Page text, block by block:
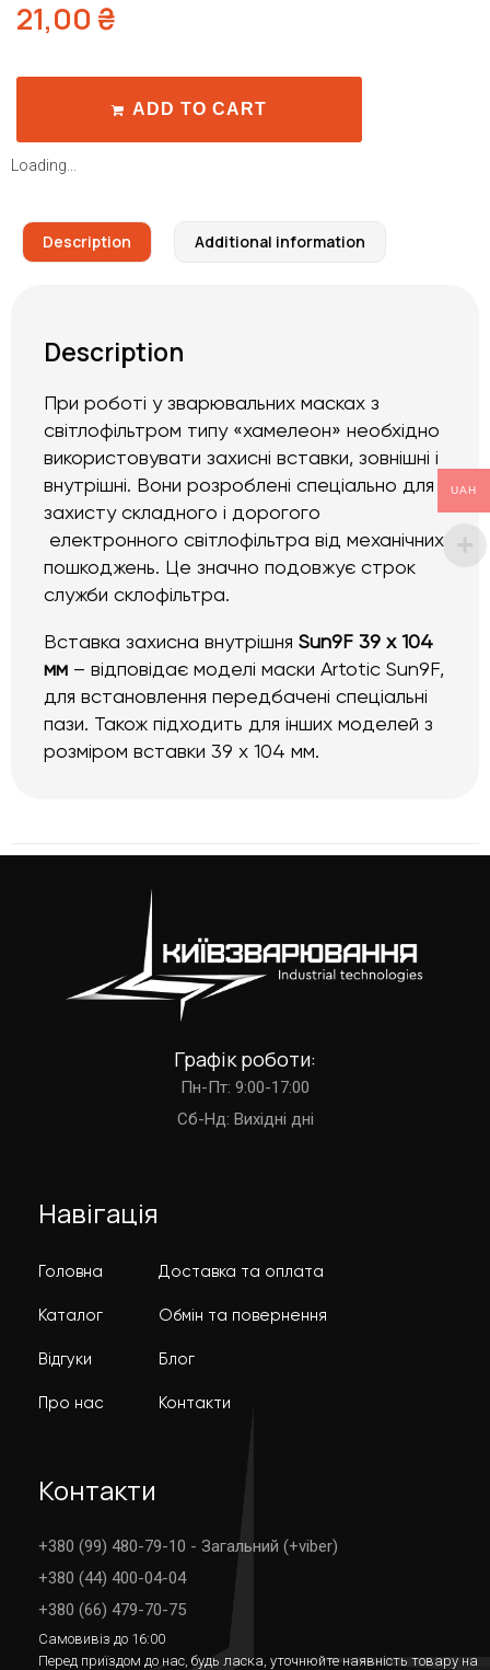
21,00 ₴
ADD TO CART
Loading...
Description Additional information
Description
При роботі у зварювальних масках з
світлофільтром типу «хамелеон» необхідно
використовувати захисні вставки, зовнішні і
внутрішні. Вони розроблені спеціально для
захисту складного і дорогого
електронного світлофільтра від механічних
пошкоджень. Це значно подовжує строк
служби склофільтра.
Вставка захисна внутрішня Sun9F 39 х 104
мм – відповідає моделі маски Artotic Sun9F,
для встановлення передбачені спеціальні
пази. Також підходить для інших моделей з
розміром вставки 39 х 104 мм.
Графік роботи:
Пн-Пт: 9:00-17:00
Cб-Нд: Вихідні дні
Навігація
Головна
Каталог
Відгуки
Про нас
Доставка та оплата
Обмін та повернення
Блог
Контакти
Контакти
+380 (99) 480-79-10 - Загальний (+viber)
+380 (44) 400-04-04
+380 (66) 479-70-75
Самовивіз до 16:00
Перед приїздом до нас, будь ласка, уточнюйте наявність товару на
UAH